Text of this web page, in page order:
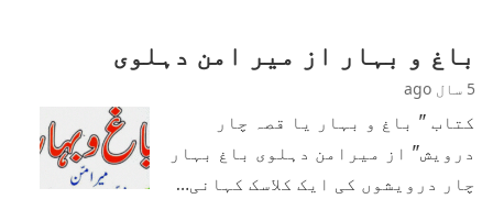
باغ و بہار از میر امن دہلوی
5 سال ago
کتاب " باغ و بہار یا قصہ چار
درویش" از میرامن دہلوی باغ بہار
چار درویشوں کی ایک کلاسک کہانی…